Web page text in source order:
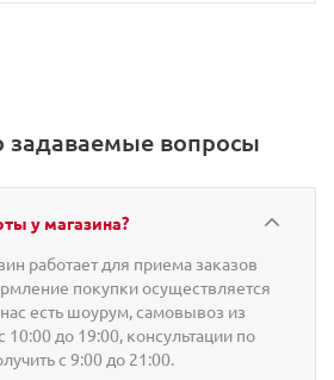
задаваемые вопросы
у магазина?
работает для приема заказов
покупки осуществляется
есть шоурум, самовывоз из
10:00 до 19:00, консультации по
с 9:00 до 21:00.